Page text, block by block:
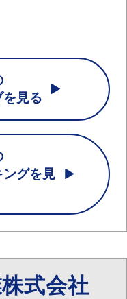
見る
ングを見
式会社